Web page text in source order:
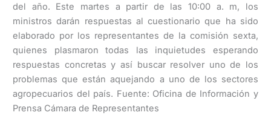
del año. Este martes a partir de las 10:00 a. m, los
ministros darán respuestas al cuestionario que ha sido
elaborado por los representantes de la comisión sexta,
quienes plasmaron todas las inquietudes esperando
respuestas concretas y así buscar resolver uno de los
problemas que están aquejando a uno de los sectores
agropecuarios del país. Fuente: Oficina de Información y
Prensa Cámara de Representantes